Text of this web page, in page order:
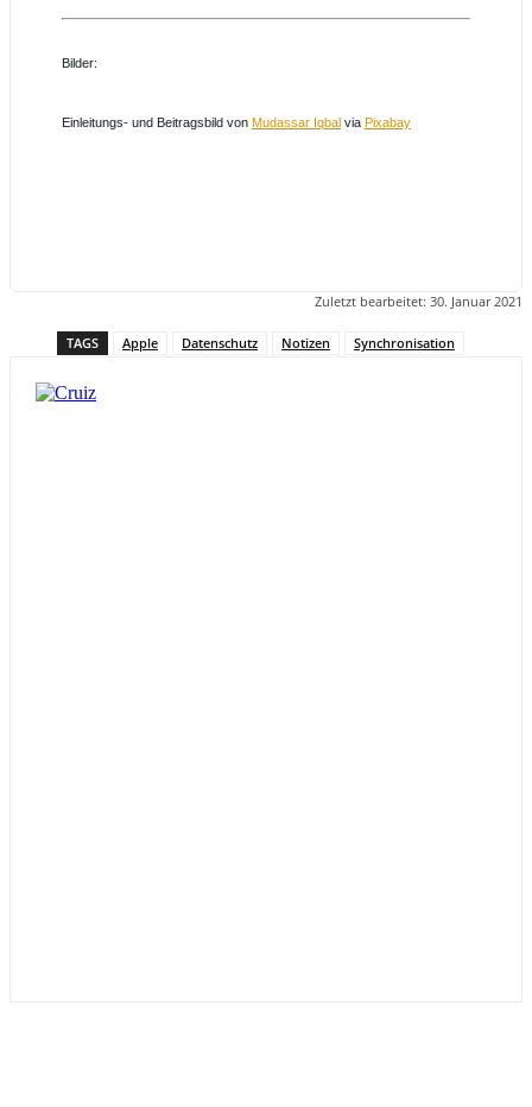
Bilder:
Einleitungs- und Beitragsbild von Mudassar Iqbal via Pixabay
Zuletzt bearbeitet: 30. Januar 2021
TAGS Apple Datenschutz Notizen Synchronisation